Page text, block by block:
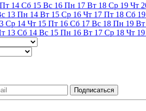
Пт 14 Сб 15 Вс 16 Пн 17 Вт 18 Ср 19 Чт
13 Пн 14 Вт 15 Ср 16 Чт 17 Пт 18 Сб 19
Ср 14 Чт 15 Пт 16 Сб 17 Вс 18 Пн 19 Вт
13 Сб 14 Вс 15 Пн 16 Вт 17 Ср 18 Чт 19